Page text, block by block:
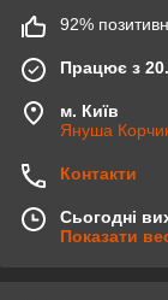
92%
Працює з
м. Київ
Януша
Контакти
Сьогодні
Показати